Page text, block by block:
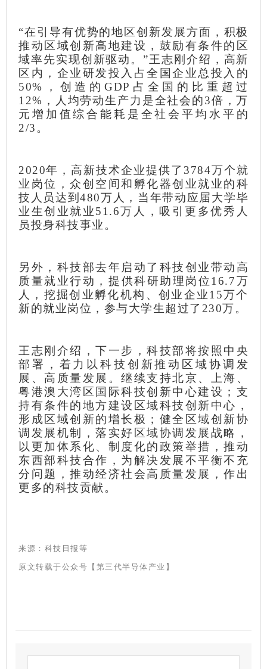
“在引导有优势的地区创新发展方面，积极
推动区域创新高地建设，鼓励有条件的区
域率先实现创新驱动。”王志刚介绍，高新
区内，企业研发投入占全国企业总投入的
50%，创造的GDP占全国的比重超过
12%，人均劳动生产力是全社会的3倍，万
元增加值综合能耗是全社会平均水平的
2/3。
2020年，高新技术企业提供了3784万个就
业岗位，众创空间和孵化器创业就业的科
技人员达到480万人，当年带动应届大学毕
业生创业就业51.6万人，吸引更多优秀人
员投身科技事业。
另外，科技部去年启动了科技创业带动高
质量就业行动，提供科研助理岗位16.7万
人，挖掘创业孵化机构、创业企业15万个
新的就业岗位，参与大学生超过了230万。
王志刚介绍，下一步，科技部将按照中央
部署，着力以科技创新推动区域协调发
展、高质量发展。继续支持北京、上海、
粤港澳大湾区国际科技创新中心建设；支
持有条件的地方建设区域科技创新中心，
形成区域创新的增长极；健全区域创新协
调发展机制，落实好区域协调发展战略，
以更加体系化、制度化的政策举措，推动
东西部科技合作，为解决发展不平衡不充
分问题，推动经济社会高质量发展，作出
更多的科技贡献。
来源：科技日报等
原文转载于公众号【第三代半导体产业】